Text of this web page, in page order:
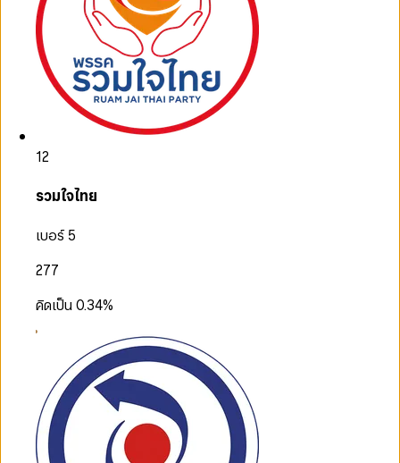
12
รวมใจไทย
เบอร์ 5
277
คิดเป็น0.34%